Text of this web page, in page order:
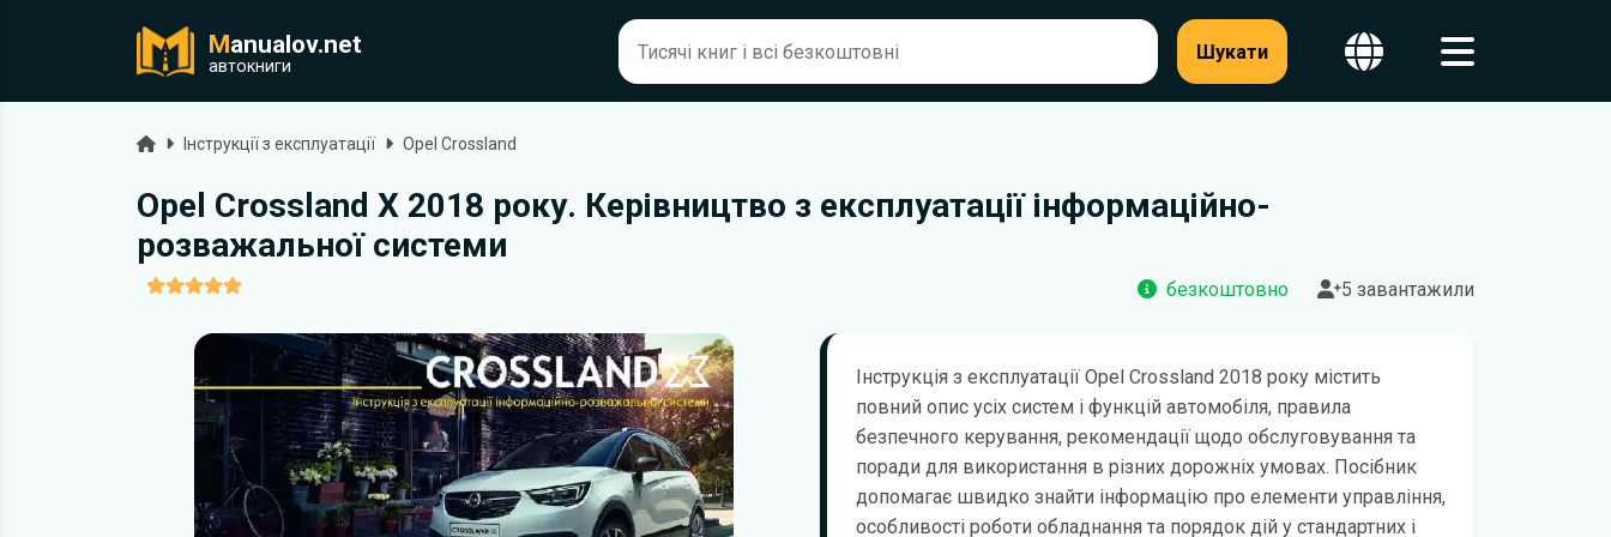
Manualov.net
автокниги
Шукати
ГоловнаІнструкції з експлуатації Opel Crossland
Opel Crossland X 2018 року. Керівництво з експлуатації інформаційно-
розважальної системи
безкоштовно 5 завантажили
Інструкція з експлуатації Opel Crossland 2018 року містить
повний опис усіх систем і функцій автомобіля, правила
безпечного керування, рекомендації щодо обслуговування та
поради для використання в різних дорожніх умовах. Посібник
допомагає швидко знайти інформацію про елементи управління,
особливості роботи обладнання та порядок дій у стандартних і